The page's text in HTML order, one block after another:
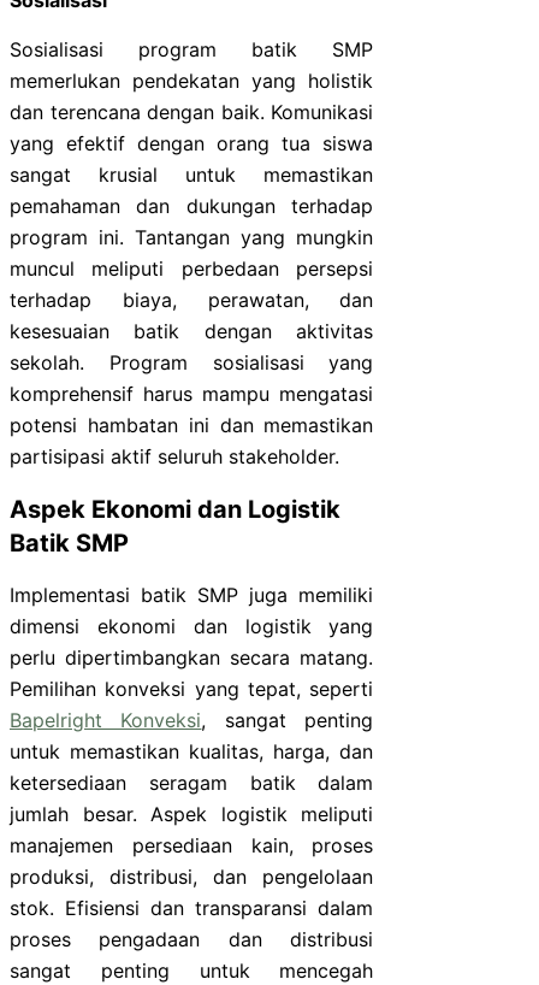
Sosialisasi program batik SMP
memerlukan pendekatan yang holistik
dan terencana dengan baik. Komunikasi
yang efektif dengan orang tua siswa
sangat krusial untuk memastikan
pemahaman dan dukungan terhadap
program ini. Tantangan yang mungkin
muncul meliputi perbedaan persepsi
terhadap biaya, perawatan, dan
kesesuaian batik dengan aktivitas
sekolah. Program sosialisasi yang
komprehensif harus mampu mengatasi
potensi hambatan ini dan memastikan
partisipasi aktif seluruh stakeholder.
Aspek Ekonomi dan Logistik
Batik SMP
Implementasi batik SMP juga memiliki
dimensi ekonomi dan logistik yang
perlu dipertimbangkan secara matang.
Pemilihan konveksi yang tepat, seperti
Bapelright Konveksi, sangat penting
untuk memastikan kualitas, harga, dan
ketersediaan seragam batik dalam
jumlah besar. Aspek logistik meliputi
manajemen persediaan kain, proses
produksi, distribusi, dan pengelolaan
stok. Efisiensi dan transparansi dalam
proses pengadaan dan distribusi
sangat penting untuk mencegah